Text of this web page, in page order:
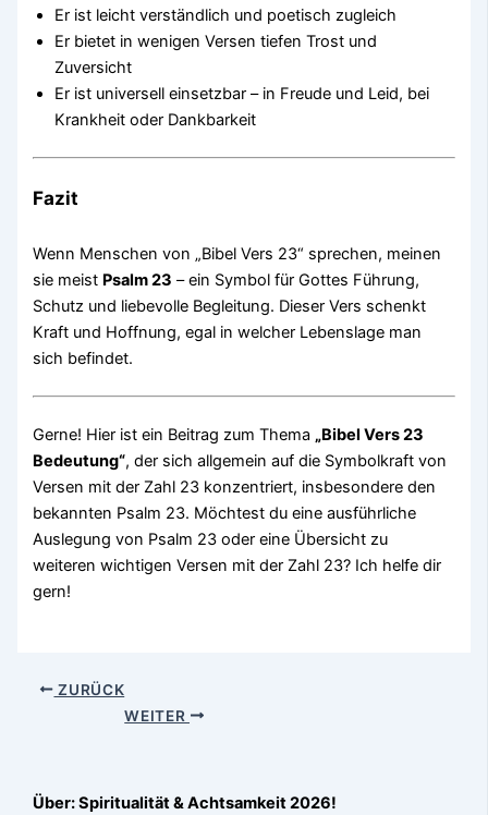
Er ist leicht verständlich und poetisch zugleich
Er bietet in wenigen Versen tiefen Trost und
Zuversicht
Er ist universell einsetzbar – in Freude und Leid, bei
Krankheit oder Dankbarkeit
Fazit
Wenn Menschen von „Bibel Vers 23“ sprechen, meinen
sie meist Psalm 23 – ein Symbol für Gottes Führung,
Schutz und liebevolle Begleitung. Dieser Vers schenkt
Kraft und Hoffnung, egal in welcher Lebenslage man
sich befindet.
Gerne! Hier ist ein Beitrag zum Thema „Bibel Vers 23
Bedeutung“, der sich allgemein auf die Symbolkraft von
Versen mit der Zahl 23 konzentriert, insbesondere den
bekannten Psalm 23. Möchtest du eine ausführliche
Auslegung von Psalm 23 oder eine Übersicht zu
weiteren wichtigen Versen mit der Zahl 23? Ich helfe dir
gern!
ZURÜCK
WEITER
Über: Spiritualität & Achtsamkeit 2026!